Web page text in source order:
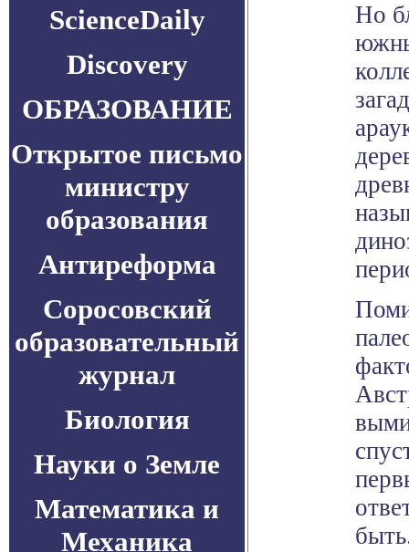
ScienceDaily
Discovery
ОБРАЗОВАНИЕ
Открытое письмо
министру
образования
Антиреформа
Соросовский
образовательный
журнал
Биология
Науки о Земле
Математика и
Механика
Но